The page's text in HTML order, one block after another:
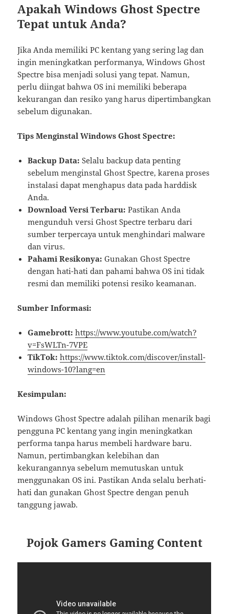
Apakah Windows Ghost Spectre
Tepat untuk Anda?
Jika Anda memiliki PC kentang yang sering lag dan
ingin meningkatkan performanya, Windows Ghost
Spectre bisa menjadi solusi yang tepat. Namun,
perlu diingat bahwa OS ini memiliki beberapa
kekurangan dan resiko yang harus dipertimbangkan
sebelum digunakan.
Tips Menginstal Windows Ghost Spectre:
Backup Data: Selalu backup data penting
sebelum menginstal Ghost Spectre, karena proses
instalasi dapat menghapus data pada harddisk
Anda.
Download Versi Terbaru: Pastikan Anda
mengunduh versi Ghost Spectre terbaru dari
sumber terpercaya untuk menghindari malware
dan virus.
Pahami Resikonya: Gunakan Ghost Spectre
dengan hati-hati dan pahami bahwa OS ini tidak
resmi dan memiliki potensi resiko keamanan.
Sumber Informasi:
Gamebrott: https://www.youtube.com/watch?
v=FsWLTn-7VPE
TikTok: https://www.tiktok.com/discover/install-
windows-10?lang=en
Kesimpulan:
Windows Ghost Spectre adalah pilihan menarik bagi
pengguna PC kentang yang ingin meningkatkan
performa tanpa harus membeli hardware baru.
Namun, pertimbangkan kelebihan dan
kekurangannya sebelum memutuskan untuk
menggunakan OS ini. Pastikan Anda selalu berhati-
hati dan gunakan Ghost Spectre dengan penuh
tanggung jawab.
Pojok Gamers Gaming Content